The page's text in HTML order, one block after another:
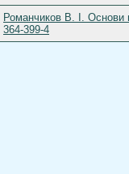
Романчиков В. І.
364-399-4